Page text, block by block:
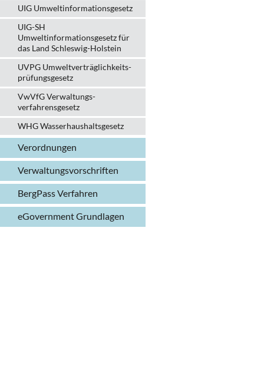
UIG Umweltinformationsgesetz
UIG-SH
Umweltinformationsgesetz für
das Land Schleswig-Holstein
UVPG Umweltverträglich­keits­
prüfungs­gesetz
VwVfG Verwaltungs­
verfahrens­gesetz
WHG Wasserhaushalts­gesetz
Verordnungen
Verwaltungs­vorschriften
BergPass Verfahren
eGovernment Grundlagen